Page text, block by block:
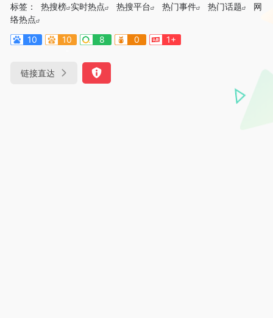
标签： 热搜榜 实时热点 热搜平台 热门事件 热门话题
网
络热点
10
10
8 0 1+
链接直达